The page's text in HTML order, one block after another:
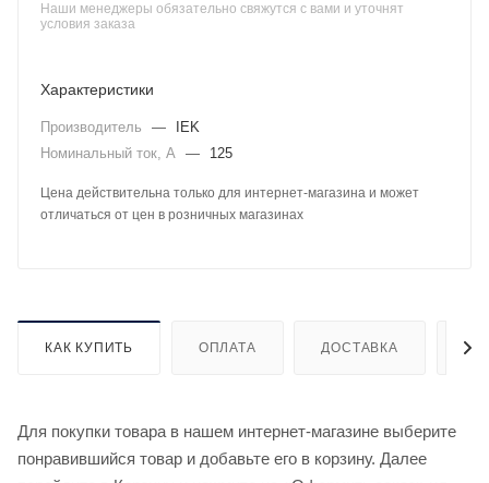
Наши менеджеры обязательно свяжутся с вами и уточнят
условия заказа
Характеристики
Производитель —
IEK
Номинальный ток, А — 125
Цена действительна только для интернет-магазина и может
отличаться от цен в розничных магазинах
КАК КУПИТЬ ОПЛАТА ДОСТАВКА
Для покупки товара в нашем интернет-магазине выберите
понравившийся товар и добавьте его в корзину. Далее